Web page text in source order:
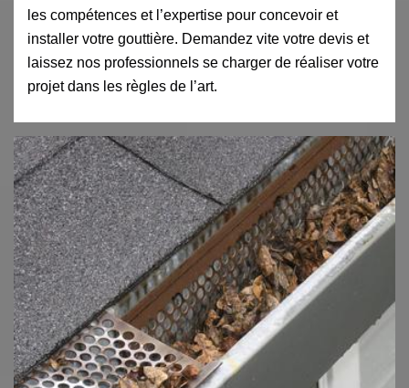
les compétences et l’expertise pour concevoir et
installer votre gouttière. Demandez vite votre devis et
laissez nos professionnels se charger de réaliser votre
projet dans les règles de l’art.